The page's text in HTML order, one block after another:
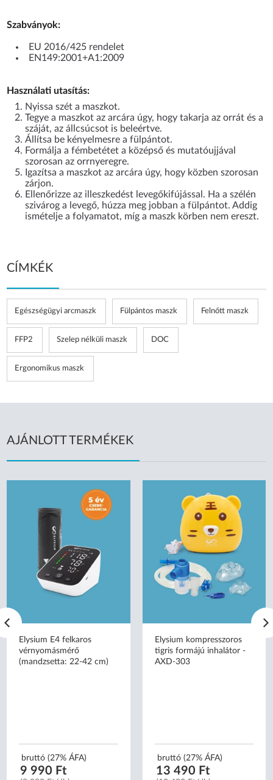
Szabványok:
EU 2016/425 rendelet
EN149:2001+A1:2009
Használati utasítás:
Nyissa szét a maszkot.
Tegye a maszkot az arcára úgy, hogy takarja az orrát és a
száját, az állcsúcsot is beleértve.
Állítsa be kényelmesre a fülpántot.
Formálja a fémbetétet a középső és mutatóujjával
szorosan az orrnyeregre.
Igazítsa a maszkot az arcára úgy, hogy közben szorosan
zárjon.
Ellenőrizze az illeszkedést levegőkifújással. Ha a szélén
szivárog a levegő, húzza meg jobban a fülpántot. Addig
ismételje a folyamatot, míg a maszk körben nem ereszt.
CÍMKÉK
Egészségügyi arcmaszk Fülpántos maszk Felnőtt maszk
FFP2 Szelep nélküli maszk DOC
Ergonomikus maszk
AJÁNLOTT TERMÉKEK
Elysium E4 felkaros
vérnyomásmérő
(mandzsetta: 22-42 cm)
bruttó (27% ÁFA)
9 990 Ft
Elysium kompresszoros
tigris formájú inhalátor -
AXD-303
bruttó (27% ÁFA)
13 490 Ft